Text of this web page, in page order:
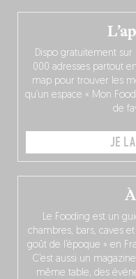
Le Fooding est un
chambres, bars, caves
goût de l’époque » en
C’est aussi un
même table, des
Dispo gratuitement
000 adresses partout
map pour trouver les
qu’un espace « Mon
de
JE